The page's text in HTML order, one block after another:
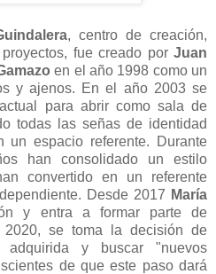
, centro de creación,
fue creado por Juan
en el año 1998 como un
y ajenos. En el año 2003 se
para abrir como sala de
todas las señas de identidad
espacio referente. Durante
han consolidado un estilo
convertido en un referente
Desde 2017 María
y entra a formar parte de
2020, se toma la decisión de
adquirida y buscar "nuevos
de que este paso dará